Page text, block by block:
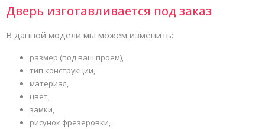
Дверь изготавливается под заказ
В данной модели мы можем изменить:
размер (под ваш проем),
тип конструкции,
материал,
цвет,
замки,
рисунок фрезеровки,